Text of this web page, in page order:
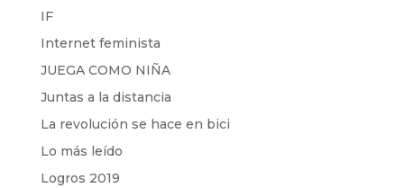
IF
Internet feminista
JUEGA COMO NIÑA
Juntas a la distancia
La revolución se hace en bici
Lo más leído
Logros 2019